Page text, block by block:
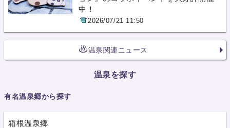
中！
2026/07/21 11:50
温泉関連ニュース
温泉を探す
有名温泉郷から探す
箱根温泉郷